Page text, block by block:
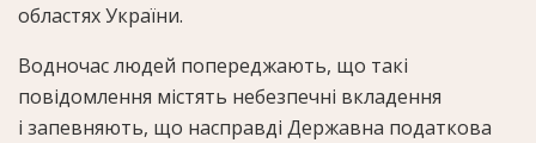
областях України.
Водночас людей попереджають, що такі
повідомлення містять небезпечні вкладення
і запевняють, що насправді Державна податкова